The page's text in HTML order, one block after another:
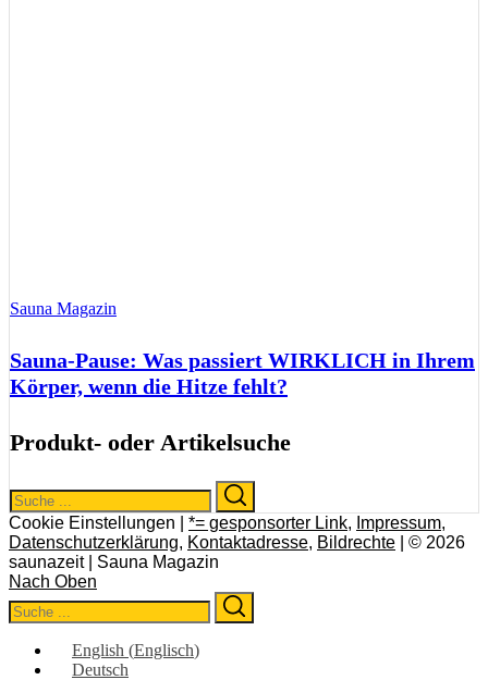
Sauna Magazin
Sauna-Pause: Was passiert WIRKLICH in Ihrem
Körper, wenn die Hitze fehlt?
Produkt- oder Artikelsuche
Search
for:
Cookie Einstellungen | *= gesponsorter Link, Impressum,
Datenschutzerklärung, Kontaktadresse, Bildrechte | © 2026
saunazeit | Sauna Magazin
Nach Oben
Search
for:
English (Englisch)
Deutsch